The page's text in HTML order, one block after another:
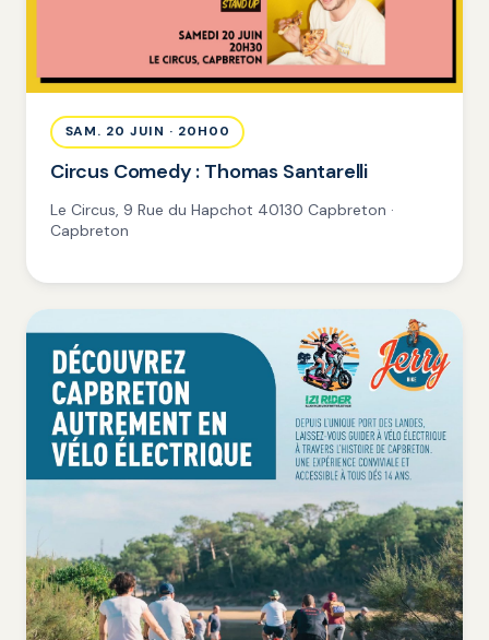
SAM. 20 JUIN · 20H00
Circus Comedy : Thomas Santarelli
Le Circus, 9 Rue du Hapchot 40130 Capbreton ·
Capbreton